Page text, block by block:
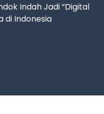
Indah Jadi “Digital
di Indonesia